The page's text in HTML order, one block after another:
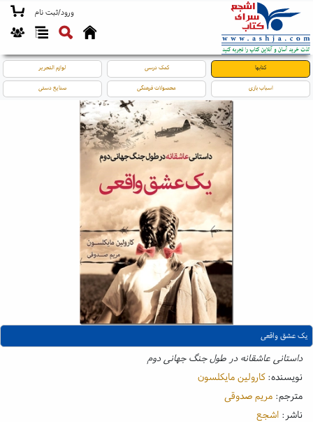
ورود/ثبت نام
کتابها کمک درسی لوازم التحریر
اسباب بازی محصولات فرهنگی صنایع دستی
یک عشق واقعی
داستانی عاشقانه در طول جنگ جهانی دوم
نویسنده:کارولین مایکلسون
مترجم: مریم صدوقی
ناشر: اشجع